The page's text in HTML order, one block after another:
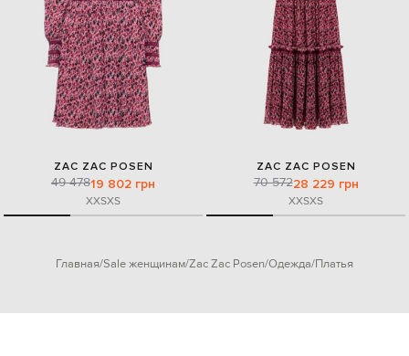
ZAC ZAC POSEN
49 47819 802 грн
XXSXS
ZAC ZAC POSEN
70 57228 229 грн
XXSXS
Главная Sale женщинам Zac Zac Posen Одежда Платья